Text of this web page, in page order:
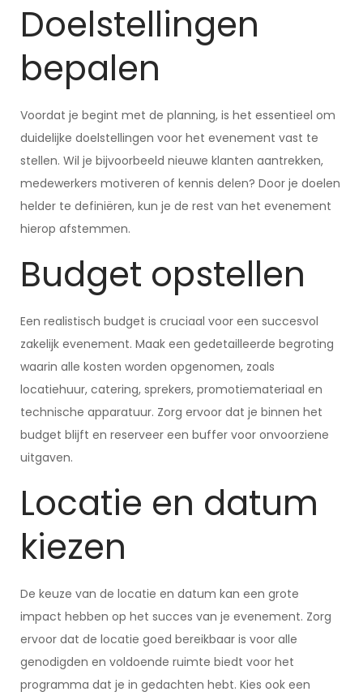
Doelstellingen
bepalen
Voordat je begint met de planning, is het essentieel om
duidelijke doelstellingen voor het evenement vast te
stellen. Wil je bijvoorbeeld nieuwe klanten aantrekken,
medewerkers motiveren of kennis delen? Door je doelen
helder te definiëren, kun je de rest van het evenement
hierop afstemmen.
Budget opstellen
Een realistisch budget is cruciaal voor een succesvol
zakelijk evenement. Maak een gedetailleerde begroting
waarin alle kosten worden opgenomen, zoals
locatiehuur, catering, sprekers, promotiemateriaal en
technische apparatuur. Zorg ervoor dat je binnen het
budget blijft en reserveer een buffer voor onvoorziene
uitgaven.
Locatie en datum
kiezen
De keuze van de locatie en datum kan een grote
impact hebben op het succes van je evenement. Zorg
ervoor dat de locatie goed bereikbaar is voor alle
genodigden en voldoende ruimte biedt voor het
programma dat je in gedachten hebt. Kies ook een